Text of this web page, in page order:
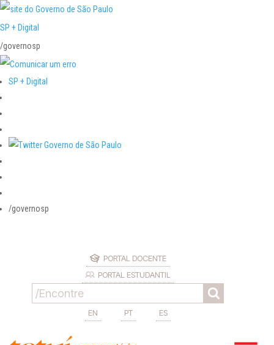
SP + Digital
/governosp
SP + Digital
/governosp
PORTAL DOCENTE
PORTAL ESTUDANTIL
EN PT ES